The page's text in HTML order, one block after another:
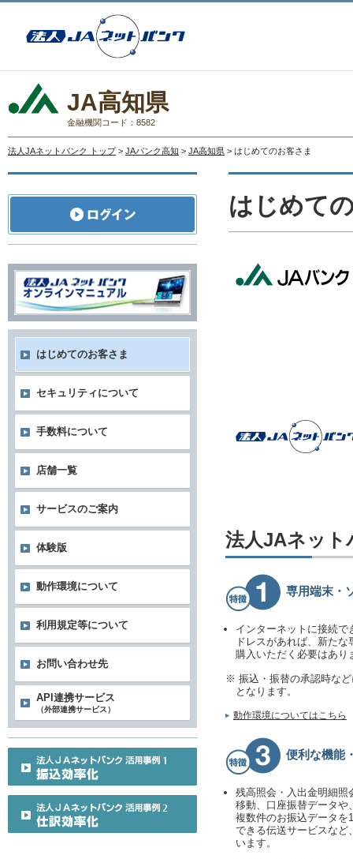
JA高知県
金融機関コード：8582
法人JAネットバンク トップ > JAバンク高知 > JA高知県 > はじめてのお客さま
はじめて
法人JAネット
専用端末・
インターネットに接続
ドレスがあれば、新た
購入いただく必要はあり
※ 振込・振替の承認時な
となります。
動作環境についてはこちら
便利な機能
残高照会・入出金明細照
移動、口座振替データや
複数件のお振込データを
できる伝送サービスなど
います。
はじめてのお客さま
セキュリティについて
手数料について
店舗一覧
サービスのご案内
体験版
動作環境について
利用規定等について
お問い合わせ先
API連携サービス
（外部連携サービス）